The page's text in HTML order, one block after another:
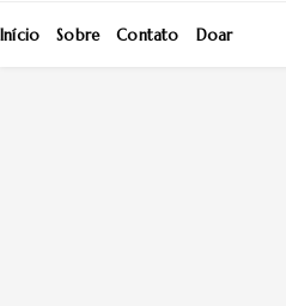
Início Sobre Contato Doar